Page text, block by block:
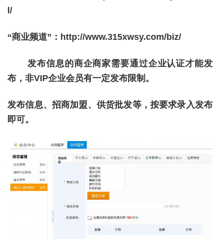
l/
“商业频道”：http://www.315xwsy.com/biz/
发布信息的商企商家需要通过企业认证才能发
布，非VIP企业会员有一定发布限制。
发布信息、招商加盟、供货批发等，按要求录入发布
即可。